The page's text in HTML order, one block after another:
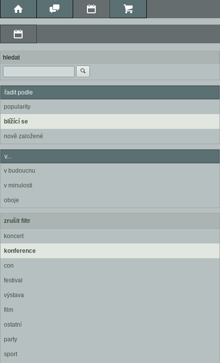
hledat
řadit podle
popularity
blížící se
nově založené
v...
v budoucnu
v minulosti
oboje
zrušit filtr
koncert
konference
con
festival
výstava
film
ostatní
party
sport